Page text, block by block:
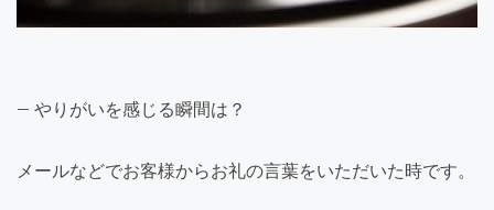
– やりがいを感じる瞬間は？
メールなどでお客様からお礼の言葉をいただいた時です。